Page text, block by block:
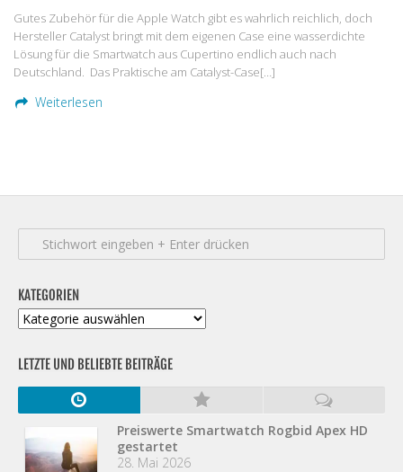
Flatrate-Prepaidtarife
Mobilfunk-Vergleichsrechner
Mobilfunk-Tarifrechner
Gutes Zubehör für die Apple Watch gibt es wahrlich reichlich, doch
Hersteller Catalyst bringt mit dem eigenen Case eine wasserdichte
Lösung für die Smartwatch aus Cupertino endlich auch nach
Deutschland. Das Praktische am Catalyst-Case[…]
Weiterlesen
KATEGORIEN
Kategorien
LETZTE UND BELIEBTE BEITRÄGE
Preiswerte Smartwatch Rogbid Apex HD
gestartet
28. Mai 2026